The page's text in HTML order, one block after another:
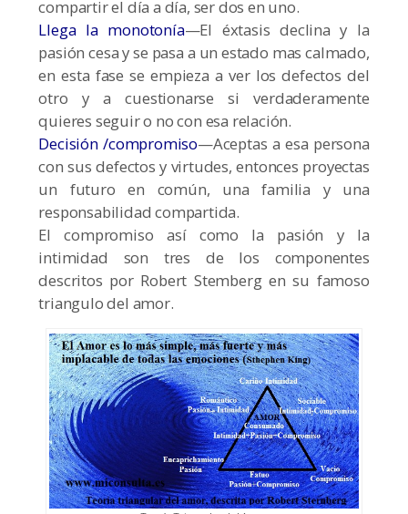
compartir el día a día, ser dos en uno.
Llega la monotonía—El éxtasis declina y la
pasión cesa y se pasa a un estado mas calmado,
en esta fase se empieza a ver los defectos del
otro y a cuestionarse si verdaderamente
quieres seguir o no con esa relación.
Decisión /compromiso—Aceptas a esa persona
con sus defectos y virtudes, entonces proyectas
un futuro en común, una familia y una
responsabilidad compartida.
El compromiso así como la pasión y la
intimidad son tres de los componentes
descritos por Robert Stemberg en su famoso
triangulo del amor.